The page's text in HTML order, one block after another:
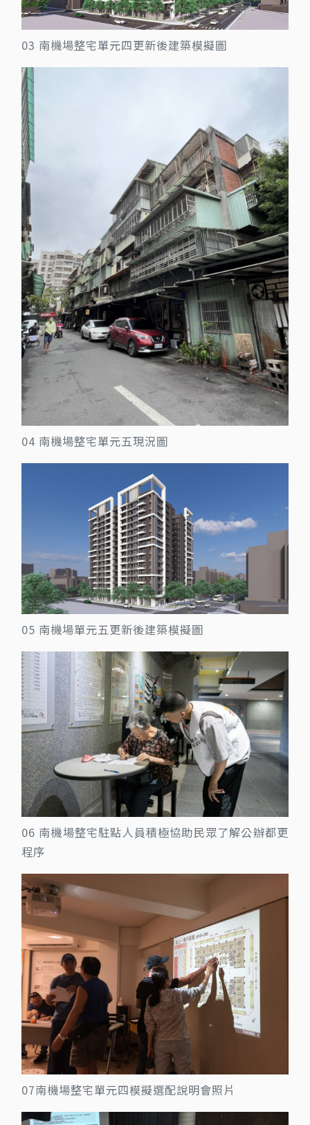
03 南機場整宅單元四更新後建築模擬圖
04 南機場整宅單元五現況圖
05 南機場單元五更新後建築模擬圖
06 南機場整宅駐點人員積極協助民眾了解公辦都更
程序
07南機場整宅單元四模擬選配說明會照片